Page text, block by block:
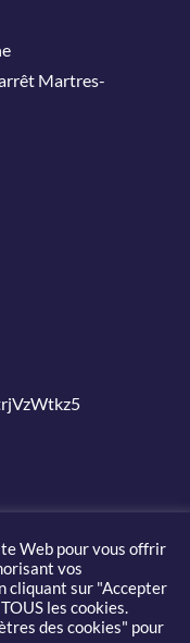
arrêt Martres-
|Mentions légales
Web pour vous offrir
vos
cliquant sur "Accepter
les cookies.
des cookies" pour